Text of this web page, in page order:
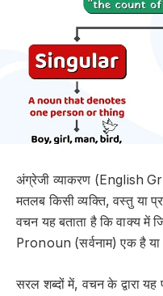
अंग्रेजी व्याकरण (English
मतलब किसी व्यक्ति, वस्तु या
वचन यह बताता है कि वाक्य में
Pronoun (सर्वनाम) एक है
सरल शब्दों में, वचन के द्वारा